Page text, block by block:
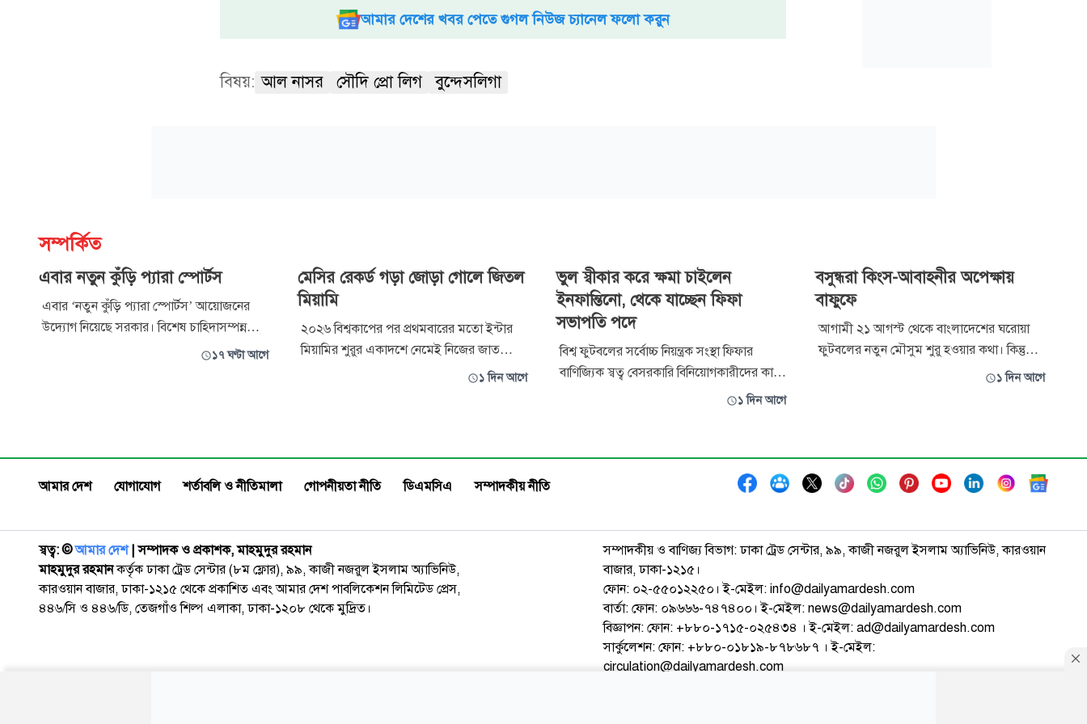
আমার দেশের খবর পেতে গুগল নিউজ চ্যানেল ফলো করুন
বিষয়: আল নাসর সৌদি প্রো লিগ বুন্দেসলিগা
সম্পর্কিত
এবার নতুন কুঁড়ি প্যারা স্পোর্টস
এবার ‘নতুন কুঁড়ি প্যারা স্পোর্টস’ আয়োজনের
উদ্যোগ নিয়েছে সরকার। বিশেষ চাহিদাসম্পন্ন
ক্রীড়াবিদদের জাতীয় ও আন্তর্জাতিক পর্যায়ে তুলে
১৭ ঘণ্টা আগে
মেসির রেকর্ড গড়া জোড়া গোলে জিতল
মিয়ামি
২০২৬ বিশ্বকাপের পর প্রথমবারের মতো ইন্টার
মিয়ামির শুরুর একাদশে নেমেই নিজের জাত
চেনালেন লিওনেল মেসি। জোড়া গোল ও১ দিন আগে
ভুল স্বীকার করে ক্ষমা চাইলেন
ইনফান্তিনো, থেকে যাচ্ছেন ফিফা
সভাপতি পদে
বিশ্ব ফুটবলের সর্বোচ্চ নিয়ন্ত্রক সংস্থা ফিফার
বাণিজ্যিক স্বত্ব বেসরকারি বিনিয়োগকারীদের কাছে
বিক্রির বিতর্কিত প্রস্তাব দিয়েছিলেন জিয়ান্নি
পদত্যাগের জোরাল দাবিও উঠে।
১ দিন আগে
বসুন্ধরা কিংস-আবাহনীর অপেক্ষায়
বাফুফে
আগামী ২১ আগস্ট থেকে বাংলাদেশের ঘরোয়া
ফুটবলের নতুন মৌসুম শুরু হওয়ার কথা। কিন্তু
আসন্ন মৌসুমে বর্তমান লিগ চ্যাম্পিয়ন বসুন্ধরা
১ দিন আগে
আমার দেশ যোগাযোগ শর্তাবলি ও নীতিমালা গোপনীয়তা নীতি ডিএমসিএ সম্পাদকীয় নীতি
স্বত্ব: ©️আমার দেশ| সম্পাদক ও প্রকাশক, মাহমুদুর রহমান
মাহমুদুর রহমানকর্তৃক ঢাকা ট্রেড সেন্টার (৮ম ফ্লোর), ৯৯, কাজী নজরুল ইসলাম অ্যাভিনিউ,
কারওয়ান বাজার, ঢাকা-১২১৫ থেকে প্রকাশিত এবং আমার দেশ পাবলিকেশন লিমিটেড প্রেস,
৪৪৬/সি ও ৪৪৬/ডি, তেজগাঁও শিল্প এলাকা, ঢাকা-১২০৮ থেকে মুদ্রিত।
সম্পাদকীয় ও বাণিজ্য বিভাগ: ঢাকা ট্রেড সেন্টার, ৯৯, কাজী নজরুল ইসলাম অ্যাভিনিউ, কারওয়ান
বাজার, ঢাকা-১২১৫।
ফোন: ০২-৫৫০১২২৫০। ই-মেইল: info@dailyamardesh.com
বার্তা: ফোন: ০৯৬৬৬-৭৪৭৪০০। ই-মেইল: news@dailyamardesh.com
বিজ্ঞাপন: ফোন: +৮৮০-১৭১৫-০২৫৪৩৪ । ই-মেইল: ad@dailyamardesh.com
সার্কুলেশন: ফোন: +৮৮০-০১৮১৯-৮৭৮৬৮৭ । ই-মেইল:
circulation@dailyamardesh.com